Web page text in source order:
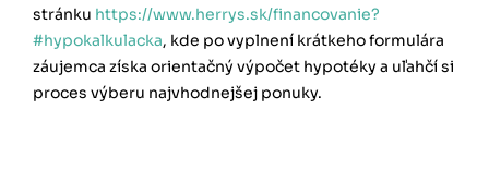
stránku https://www.herrys.sk/financovanie?
#hypokalkulacka, kde po vyplnení krátkeho formulára
záujemca získa orientačný výpočet hypotéky a uľahčí si
proces výberu najvhodnejšej ponuky.